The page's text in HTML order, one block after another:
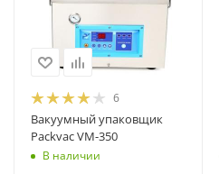
6
Вакуумный упаковщик
Packvac VM-350
В наличии